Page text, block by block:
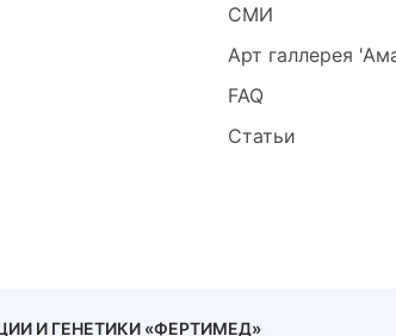
СМИ
Арт галлерея
FAQ
Статьи
И ГЕНЕТИКИ «ФЕРТИМЕД»